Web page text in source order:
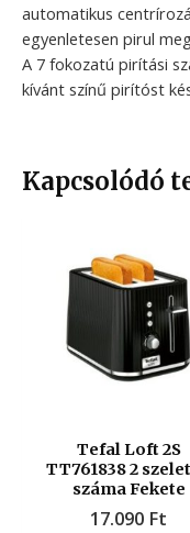
automatikus
egyenletesen pirul
A 7 fokozatú pirítási
kívánt színű pirítóst
Kapcsolódó
Tefal Loft 2S
TT761838 2
száma Fekete
17.090 Ft